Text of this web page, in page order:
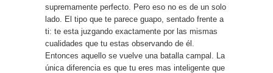
supremamente perfecto. Pero eso no es de un solo
lado. El tipo que te parece guapo, sentado frente a
ti: te esta juzgando exactamente por las mismas
cualidades que tu estas observando de él.
Entonces aquello se vuelve una batalla campal. La
única diferencia es que tu eres mas inteligente que